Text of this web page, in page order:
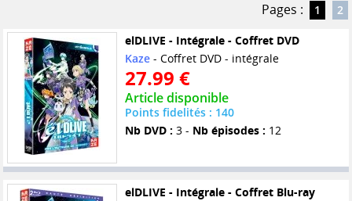
Pages :
1 2
elDLIVE - Intégrale - Coffret DVD
Kaze- Coffret DVD - intégrale
27.99 €
Article disponible
Points fidelités : 140
Nb DVD : 3 - Nb épisodes : 12
elDLIVE - Intégrale - Coffret Blu-ray